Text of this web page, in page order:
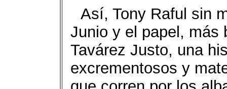
Así, Tony Raful sin
Junio y el papel, más
Tavárez Justo, una
excrementosos y